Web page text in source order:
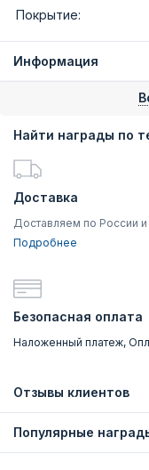
Покрытие:
Информация
Найти награды по
Доставка
Доставляем по России
Подробнее
Безопасная оплата
Наложенный платеж,
Отзывы клиентов
Популярные